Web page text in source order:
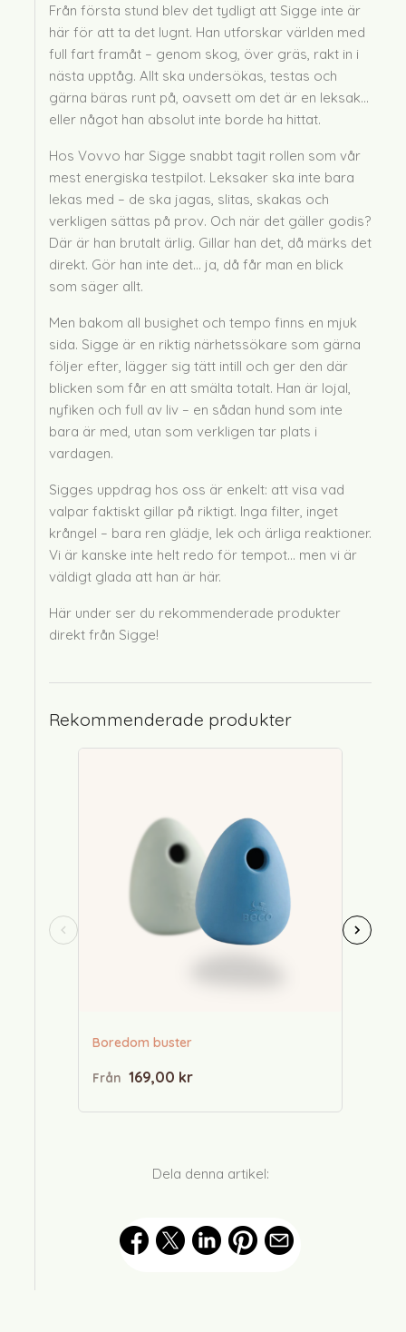
Från första stund blev det tydligt att Sigge inte är
här för att ta det lugnt. Han utforskar världen med
full fart framåt – genom skog, över gräs, rakt in i
nästa upptåg. Allt ska undersökas, testas och
gärna bäras runt på, oavsett om det är en leksak…
eller något han absolut inte borde ha hittat.
Hos Vovvo har Sigge snabbt tagit rollen som vår
mest energiska testpilot. Leksaker ska inte bara
lekas med – de ska jagas, slitas, skakas och
verkligen sättas på prov. Och när det gäller godis?
Där är han brutalt ärlig. Gillar han det, då märks det
direkt. Gör han inte det… ja, då får man en blick
som säger allt.
Men bakom all busighet och tempo finns en mjuk
sida. Sigge är en riktig närhetssökare som gärna
följer efter, lägger sig tätt intill och ger den där
blicken som får en att smälta totalt. Han är lojal,
nyfiken och full av liv – en sådan hund som inte
bara är med, utan som verkligen tar plats i
vardagen.
Sigges uppdrag hos oss är enkelt: att visa vad
valpar faktiskt gillar på riktigt. Inga filter, inget
krångel – bara ren glädje, lek och ärliga reaktioner.
Vi är kanske inte helt redo för tempot… men vi är
väldigt glada att han är här.
Här under ser du rekommenderade produkter
direkt från Sigge!
Rekommenderade produkter
Boredom buster
Från 169,00 kr
Dela denna artikel: